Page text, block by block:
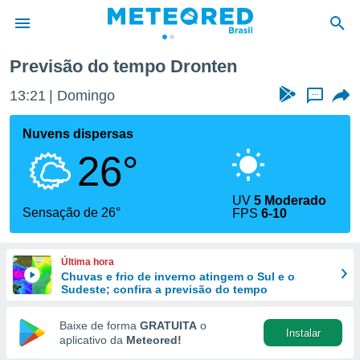
da
fornecidas
a este
das
e
forma
digital
Previsão do tempo Dronten
13:21 Domingo ...
Nuvens dispersas
26°
Sensação de 26°
UV5 Moderado
FPS6-10
Última hora
Chuvas e frio de inverno atingem o Sul e o
Sudeste; confira a previsão do tempo
Baixe de forma GRATUITA o
aplicativo da Meteored!
Instalar